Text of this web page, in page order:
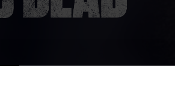
blev såret i kamp,
ud af, at verden er blevet